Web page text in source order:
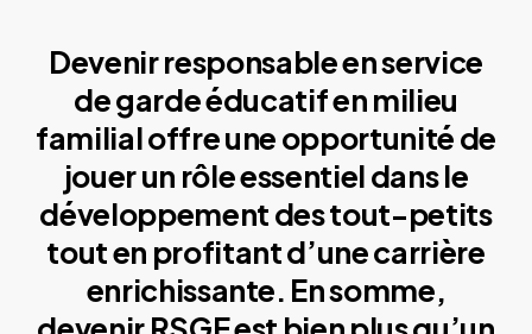
Devenir responsable en service
de garde éducatif en milieu
familial offre une opportunité de
jouer un rôle essentiel dans le
développement des tout-petits
tout en profitant d’une carrière
enrichissante. En somme,